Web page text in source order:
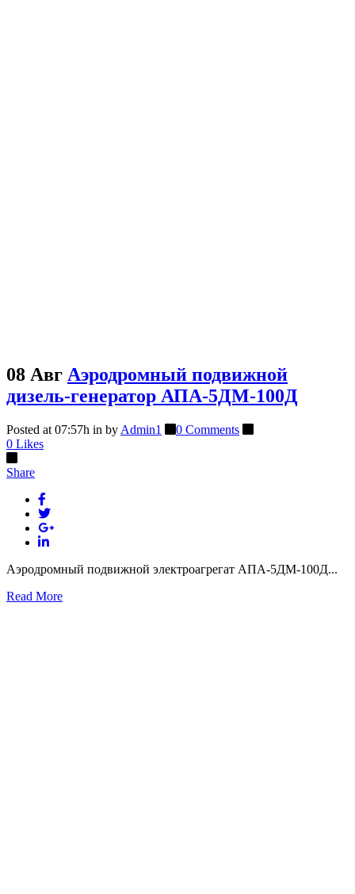
08 Авг Аэродромный подвижной
дизель-генератор АПА-5ДМ-100Д
Posted at 07:57h in by Admin1
0 Comments
0 Likes
Share
Аэродромный подвижной электроагрегат АПА-5ДМ-100Д...
Read More